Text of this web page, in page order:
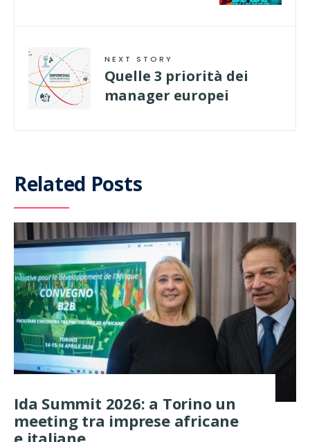
NEXT STORY
Quelle 3 priorità dei
manager europei
Related Posts
Ida Summit 2026: a Torino un
meeting tra imprese africane
e italiane